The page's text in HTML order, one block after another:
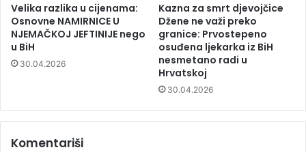
Velika razlika u cijenama:
Osnovne NAMIRNICE U
NJEMAČKOJ JEFTINIJE nego
u BiH
30.04.2026
Kazna za smrt djevojčice
Džene ne važi preko
granice: Prvostepeno
osuđena ljekarka iz BiH
nesmetano radi u
Hrvatskoj
30.04.2026
Komentariši